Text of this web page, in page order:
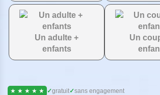
Un adulte +
enfants
Un
★ ★ ★ ★ ★ ✓gratuit✓sans engagement